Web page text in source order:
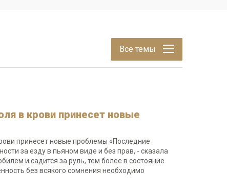
Все темы
в крови принесет новые
принесет новые проблемы «Последние
за езду в пьяном виде и без прав, - сказала
и садится за руль, тем более в состояние
без всякого сомнения необходимо